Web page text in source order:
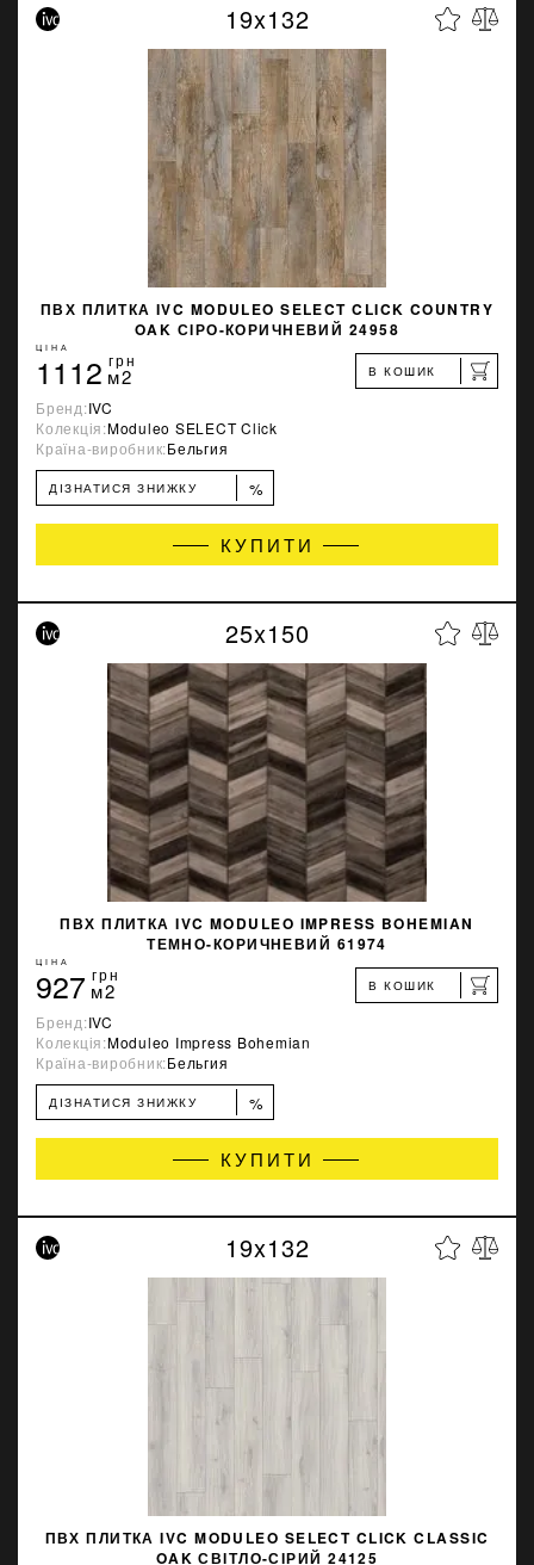
19x132
ПВХ ПЛИТКА IVC MODULEO SELECT CLICK COUNTRY
OAK СІРО-КОРИЧНЕВИЙ 24958
ЦІНА
1112 грн
м2 В КОШИК
Бренд:IVC
Колекція:Moduleo SELECT Click
Країна-виробник:Бельгия
ДІЗНАТИСЯ ЗНИЖКУ %
КУПИТИ
25x150
ПВХ ПЛИТКА IVC MODULEO IMPRESS BOHEMIAN
ТЕМНО-КОРИЧНЕВИЙ 61974
ЦІНА
927 грн
м2 В КОШИК
Бренд:IVC
Колекція:Moduleo Impress Bohemian
Країна-виробник:Бельгия
ДІЗНАТИСЯ ЗНИЖКУ %
КУПИТИ
19x132
ПВХ ПЛИТКА IVC MODULEO SELECT CLICK CLASSIC
OAK СВІТЛО-СІРИЙ 24125